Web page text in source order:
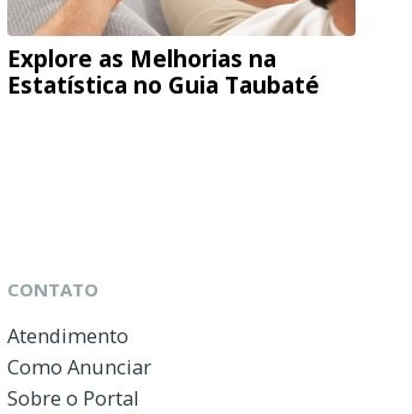
Explore as Melhorias na
Estatística no Guia Taubaté
CONTATO
Atendimento
Como Anunciar
Sobre o Portal